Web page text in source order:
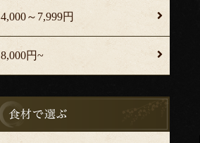
4,000～7,999円
8,000円~